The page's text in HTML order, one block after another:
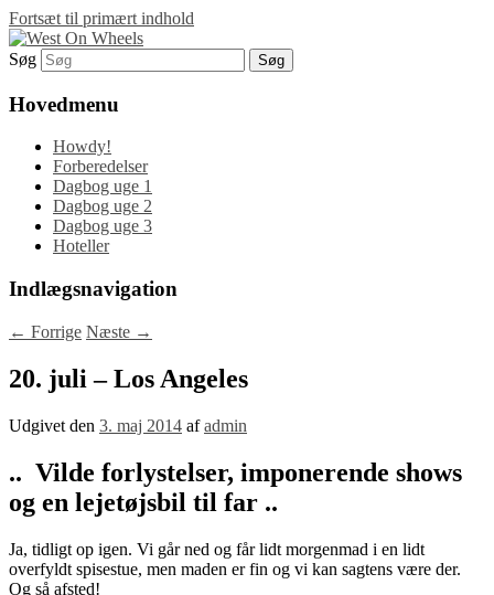
Fortsæt til primært indhold
West On Wheels
Blog om en rejse i det vestlige USA…
Søg
Hovedmenu
Howdy!
Forberedelser
Dagbog uge 1
Dagbog uge 2
Dagbog uge 3
Hoteller
Indlægsnavigation
← Forrige Næste →
20. juli – Los Angeles
Udgivet den 3. maj 2014 afadmin
.. Vilde forlystelser, imponerende shows
og en lejetøjsbil til far ..
Ja, tidligt op igen. Vi går ned og får lidt morgenmad i en lidt
overfyldt spisestue, men maden er fin og vi kan sagtens være der.
Og så afsted!